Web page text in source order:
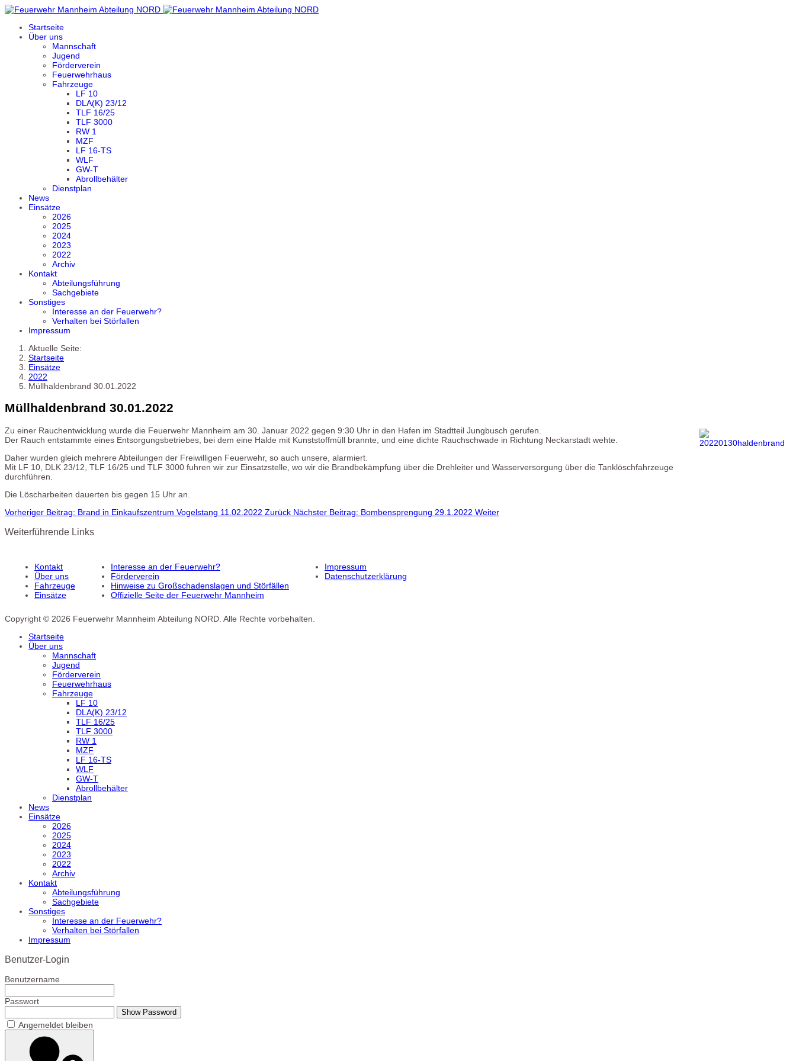
Startseite
Über uns
Mannschaft
Jugend
Förderverein
Feuerwehrhaus
Fahrzeuge
LF 10
DLA(K) 23/12
TLF 16/25
TLF 3000
RW 1
MZF
LF 16-TS
WLF
GW-T
Abrollbehälter
Dienstplan
News
Einsätze
2026
2025
2024
2023
2022
Archiv
Kontakt
Abteilungsführung
Sachgebiete
Sonstiges
Interesse an der Feuerwehr?
Verhalten bei Störfallen
Impressum
Aktuelle Seite:
Startseite
Einsätze
2022
Müllhaldenbrand 30.01.2022
Müllhaldenbrand 30.01.2022
Zu einer Rauchentwicklung wurde die Feuerwehr Mannheim am 30. Januar 2022 gegen 9:30 Uhr in den Hafen im Stadtteil Jungbusch gerufen.
Der Rauch entstammte eines Entsorgungsbetriebes, bei dem eine Halde mit Kunststoffmüll brannte, und eine dichte Rauchschwade in Richtung Neckarstadt wehte.
Daher wurden gleich mehrere Abteilungen der Freiwilligen Feuerwehr, so auch unsere, alarmiert.
Mit LF 10, DLK 23/12, TLF 16/25 und TLF 3000 fuhren wir zur Einsatzstelle, wo wir die Brandbekämpfung über die Drehleiter und Wasserversorgung über die Tanklöschfahrzeuge
durchführen.
Die Löscharbeiten dauerten bis gegen 15 Uhr an.
Vorheriger Beitrag: Brand in Einkaufszentrum Vogelstang 11.02.2022 Zurück Nächster Beitrag: Bombensprengung 29.1.2022 Weiter
Weiterführende Links
Kontakt
Über uns
Fahrzeuge
Einsätze
Interesse an der Feuerwehr?
Förderverein
Hinweise zu Großschadenslagen und Störfällen
Offizielle Seite der Feuerwehr Mannheim
Impressum
Datenschutzerklärung
Copyright © 2026 Feuerwehr Mannheim Abteilung NORD. Alle Rechte vorbehalten.
Startseite
Über uns
Mannschaft
Jugend
Förderverein
Feuerwehrhaus
Fahrzeuge
LF 10
DLA(K) 23/12
TLF 16/25
TLF 3000
RW 1
MZF
LF 16-TS
WLF
GW-T
Abrollbehälter
Dienstplan
News
Einsätze
2026
2025
2024
2023
2022
Archiv
Kontakt
Abteilungsführung
Sachgebiete
Sonstiges
Interesse an der Feuerwehr?
Verhalten bei Störfallen
Impressum
Benutzer-Login
Benutzername
Passwort
Show Password
Angemeldet bleiben